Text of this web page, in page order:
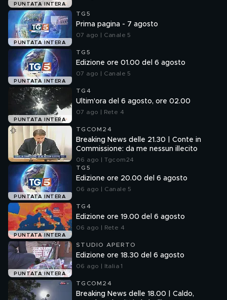
PUNTATA INTERA
PUNTATA INTERA
TG5
Prima pagina - 7 agosto
07 ago | Canale 5
PUNTATA INTERA
TG5
Edizione ore 01.00 del 6 agosto
07 ago | Canale 5
PUNTATA INTERA
TG4
Ultim'ora del 6 agosto, ore 02.00
07 ago | Rete 4
TGCOM24
Breaking News delle 21.30 | Conte in
Commissione: da me nessun illecito
06 ago | Tgcom24
PUNTATA INTERA
TG5
Edizione ore 20.00 del 6 agosto
06 ago | Canale 5
PUNTATA INTERA
TG4
Edizione ore 19.00 del 6 agosto
06 ago | Rete 4
PUNTATA INTERA
STUDIO APERTO
Edizione ore 18.30 del 6 agosto
06 ago | Italia 1
TGCOM24
Breaking News delle 18.00 | Caldo,